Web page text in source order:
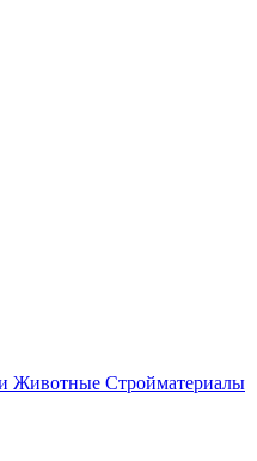
Животные Стройматериалы